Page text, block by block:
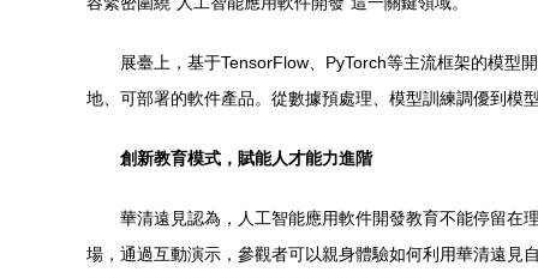
展臺上，基于TensorFlow、PyTorch等主流框架的模型
地、可部署的軟件產品。從數據預處理、模型訓練調優到模
創新教育模式，賦能人才能力進階
華清遠見認為，人工智能應用軟件開發教育不能停留在
場，通過互動演示，參觀者可以親身體驗如何利用華清遠見